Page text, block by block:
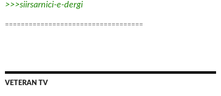
>>>siirsarnici-e-dergi
===================================
VETERAN TV